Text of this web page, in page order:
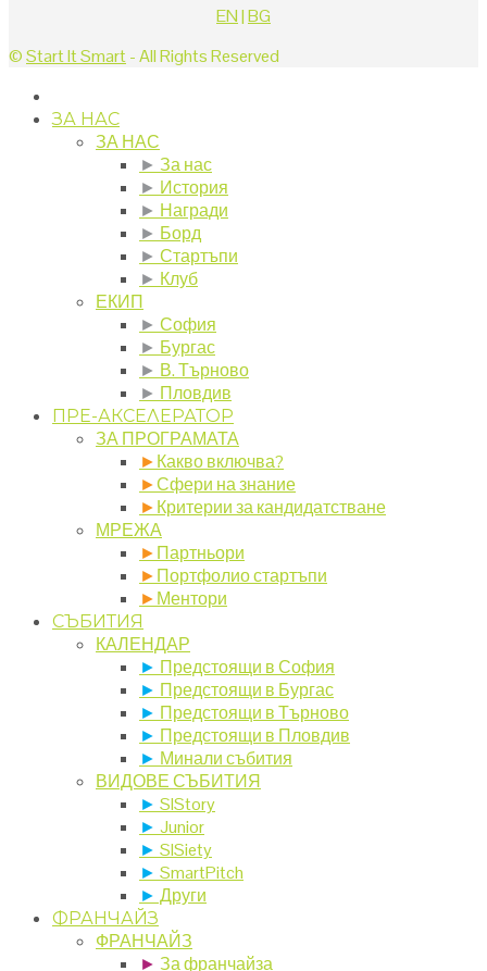
EN|BG
©Start It Smart- All Rights Reserved
ЗА НАС
ЗА НАС
► За нас
► История
► Награди
► Борд
► Стартъпи
► Клуб
ЕКИП
► София
► Бургас
► В. Търново
► Пловдив
ПРЕ-АКСЕЛЕРАТОР
ЗА ПРОГРАМАТА
►Какво включва?
►Сфери на знание
►Критерии за кандидатстване
МРЕЖА
►Партньори
►Портфолио стартъпи
►Ментори
СЪБИТИЯ
КАЛЕНДАР
► Предстоящи в София
► Предстоящи в Бургас
► Предстоящи в Търново
► Предстоящи в Пловдив
► Минали събития
ВИДОВЕ СЪБИТИЯ
► SIStory
► Junior
► SISiety
► SmartPitch
► Други
ФРАНЧАЙЗ
ФРАНЧАЙЗ
► За франчайза